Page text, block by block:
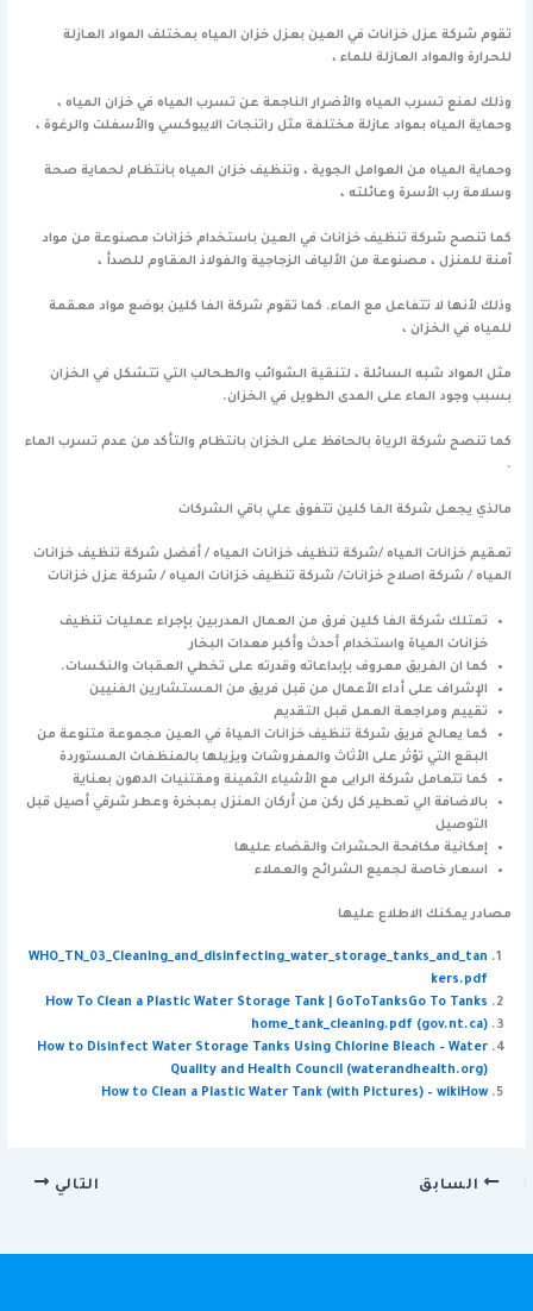
تقوم شركة عزل خزانات في العين بعزل خزان المياه بمختلف المواد العازلة
للحرارة والمواد العازلة للماء ،
وذلك لمنع تسرب المياه والأضرار الناجمة عن تسرب المياه في خزان المياه ،
وحماية المياه بمواد عازلة مختلفة مثل راتنجات الايبوكسي والأسفلت والرغوة ،
وحماية المياه من العوامل الجوية ، وتنظيف خزان المياه بانتظام لحماية صحة
وسلامة رب الأسرة وعائلته ،
كما تنصح شركة تنظيف خزانات في العين باستخدام خزانات مصنوعة من مواد
آمنة للمنزل ، مصنوعة من الألياف الزجاجية والفولاذ المقاوم للصدأ ،
وذلك لأنها لا تتفاعل مع الماء. كما تقوم شركة الفا كلين بوضع مواد معقمة
للمياه في الخزان ،
مثل المواد شبه السائلة ، لتنقية الشوائب والطحالب التي تتشكل في الخزان
بسبب وجود الماء على المدى الطويل في الخزان.
كما تنصح شركة الرياة بالحافظ على الخزان بانتظام والتأكد من عدم تسرب الماء
.
مالذي يجعل شركة الفا كلين تتفوق علي باقي الشركات
تعقيم خزانات المياه /شركة تنظيف خزانات المياه / أفضل شركة تنظيف خزانات
المياه / شركة اصلاح خزانات/ شركة تنظيف خزانات المياه / شركة عزل خزانات
تمتلك شركة الفا كلين فرق من العمال المدربين بإجراء عمليات تنظيف
خزانات المياة واستخدام أحدث وأكبر معدات البخار
كما ان الفريق معروف بإبداعاته وقدرته على تخطي العقبات والنكسات.
الإشراف على أداء الأعمال من قبل فريق من المستشارين الفنيين
تقييم ومراجعة العمل قبل التقديم
كما يعالج فريق شركة تنظيف خزانات المياة في العين مجموعة متنوعة من
البقع التي تؤثر على الأثاث والمفروشات ويزيلها بالمنظفات المستوردة
كما تتعامل شركة الرايى مع الأشياء الثمينة ومقتنيات الدهون بعناية
بالاضافة الي تعطير كل ركن من أركان المنزل بمبخرة وعطر شرقي أصيل قبل
التوصيل
إمكانية مكافحة الحشرات والقضاء عليها
اسعار خاصة لجميع الشرائح والعملاء
مصادر يمكنك الاطلاع عليها
WHO_TN_03_Cleaning_and_disinfecting_water_storage_tanks_and_tan
kers.pdf
How To Clean a Plastic Water Storage Tank | GoToTanksGo To Tanks
home_tank_cleaning.pdf (gov.nt.ca)
How to Disinfect Water Storage Tanks Using Chlorine Bleach – Water
Quality and Health Council (waterandhealth.org)
How to Clean a Plastic Water Tank (with Pictures) – wikiHow
السابق التالي